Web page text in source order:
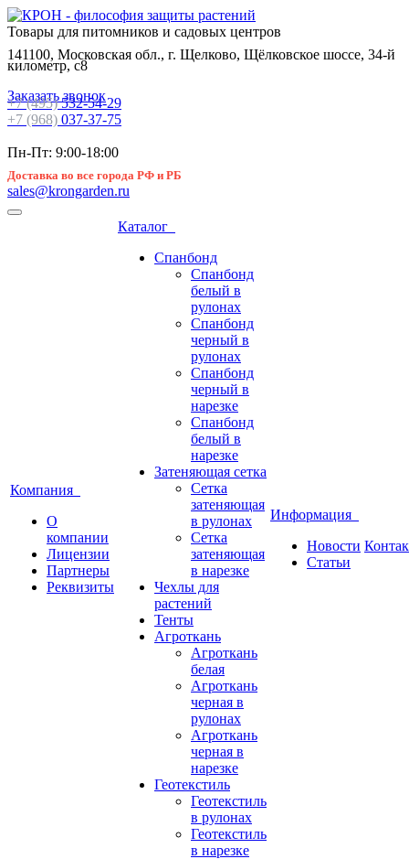
Товары для питомников и садовых центров
141100, Московская обл., г. Щелково, Щёлковское шоссе, 34-й
километр, с8
Заказать звонок
+7 (495)532-54-29
+7 (968) 037-37-75
Пн-Пт: 9:00-18:00
Доставка во все города РФ и РБ
sales@krongarden.ru
Компания
О
компании
Лицензии
Партнеры
Реквизиты
Каталог
Спанбонд
Спанбонд
белый в
рулонах
Спанбонд
черный в
рулонах
Спанбонд
черный в
нарезке
Спанбонд
белый в
нарезке
Затеняющая сетка
Сетка
затеняющая
в рулонах
Сетка
затеняющая
в нарезке
Чехлы для
растений
Тенты
Агроткань
Агроткань
белая
Агроткань
черная в
рулонах
Агроткань
черная в
нарезке
Геотекстиль
Геотекстиль
в рулонах
Геотекстиль
в нарезке
Информация
Новости
Статьи